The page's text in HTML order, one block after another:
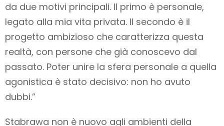
da due motivi principali. Il primo è personale,
legato alla mia vita privata. Il secondo è il
progetto ambizioso che caratterizza questa
realtà, con persone che già conoscevo dal
passato. Poter unire la sfera personale a quella
agonistica è stato decisivo: non ho avuto
dubbi.”
Stabrawa non è nuovo agli ambienti della